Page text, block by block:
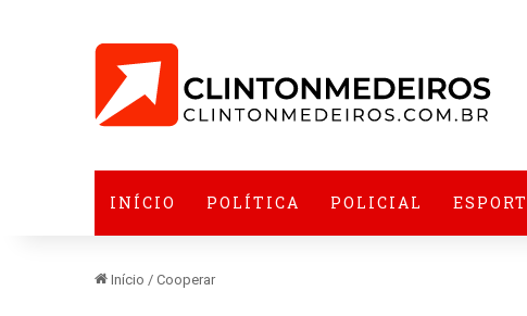
INÍCIO POLÍTICA POLICIAL
Início / Cooperar